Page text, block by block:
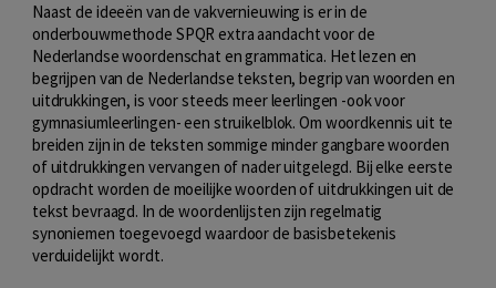
Naast de ideeën van de vakvernieuwing is er in de
onderbouwmethode SPQR extra aandacht voor de
Nederlandse woordenschat en grammatica. Het lezen en
begrijpen van de Nederlandse teksten, begrip van woorden en
uitdrukkingen, is voor steeds meer leerlingen -ook voor
gymnasiumleerlingen- een struikelblok. Om woordkennis uit te
breiden zijn in de teksten sommige minder gangbare woorden
of uitdrukkingen vervangen of nader uitgelegd. Bij elke eerste
opdracht worden de moeilijke woorden of uitdrukkingen uit de
tekst bevraagd. In de woordenlijsten zijn regelmatig
synoniemen toegevoegd waardoor de basisbetekenis
verduidelijkt wordt.